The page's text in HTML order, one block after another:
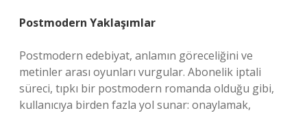
Postmodern Yaklaşımlar
Postmodern edebiyat, anlamın göreceliğini ve
metinler arası oyunları vurgular. Abonelik iptali
süreci, tıpkı bir postmodern romanda olduğu gibi,
kullanıcıya birden fazla yol sunar: onaylamak,